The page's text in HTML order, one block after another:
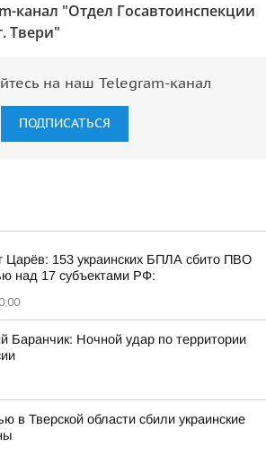
канал "Отдел Госавтоинспекции
Твери"
на наш Telegram-канал
ПОДПИСАТЬСЯ
Царёв: 153 украинских БПЛА сбито ПВО
над 17 субъектами РФ:
Баранчик: Ночной удар по территории
в Тверской области сбили украинские